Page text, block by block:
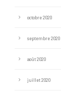
octobre 2020
septembre 2020
août 2020
juillet 2020